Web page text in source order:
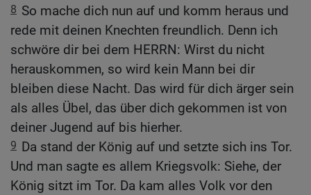
8 So mache dich nun auf und komm heraus und
rede mit deinen Knechten freundlich. Denn ich
schwöre dir bei dem HERRN: Wirst du nicht
herauskommen, so wird kein Mann bei dir
bleiben diese Nacht. Das wird für dich ärger sein
als alles Übel, das über dich gekommen ist von
deiner Jugend auf bis hierher.
9 Da stand der König auf und setzte sich ins Tor.
Und man sagte es allem Kriegsvolk: Siehe, der
König sitzt im Tor. Da kam alles Volk vor den